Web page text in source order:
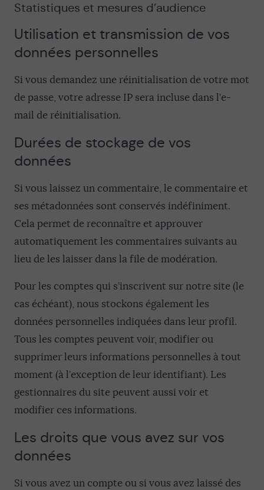
Statistiques et mesures d’audience
Utilisation et transmission de vos
données personnelles
Si vous demandez une réinitialisation de votre mot
de passe, votre adresse IP sera incluse dans l’e-
mail de réinitialisation.
Durées de stockage de vos
données
Si vous laissez un commentaire, le commentaire et
ses métadonnées sont conservés indéfiniment.
Cela permet de reconnaître et approuver
automatiquement les commentaires suivants au
lieu de les laisser dans la file de modération.
Pour les comptes qui s’inscrivent sur notre site (le
cas échéant), nous stockons également les
données personnelles indiquées dans leur profil.
Tous les comptes peuvent voir, modifier ou
supprimer leurs informations personnelles à tout
moment (à l’exception de leur identifiant). Les
gestionnaires du site peuvent aussi voir et
modifier ces informations.
Les droits que vous avez sur vos
données
Si vous avez un compte ou si vous avez laissé des